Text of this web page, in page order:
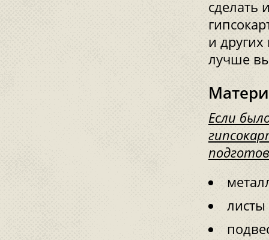
сделать
и
лучше
Если
листы